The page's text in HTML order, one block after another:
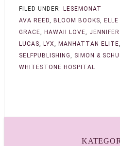
FILED UNDER: LESEMONAT
AVA REED, BLOOM BOOKS,
GRACE, HAWAII LOVE,
LUCAS, LYX, MANHATTAN ELITE,
SELFPUBLISHING, SIMON &
WHITESTONE HOSPITAL